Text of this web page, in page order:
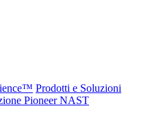
Prodotti e Soluzioni
Pioneer NAST